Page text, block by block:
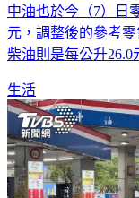
中油也於今（7）日
元，調整後的參考
柴油則是每公升26.0
生活